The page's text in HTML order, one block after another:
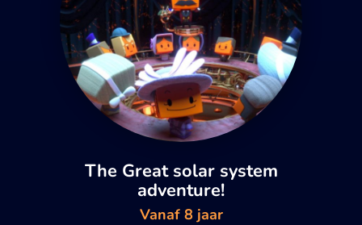
The Great solar system
adventure!
Vanaf 8 jaar